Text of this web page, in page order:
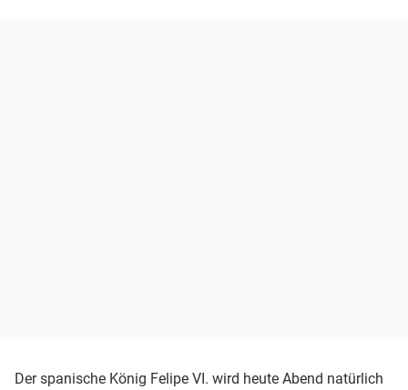
Der spanische König Felipe VI. wird heute Abend natürlich